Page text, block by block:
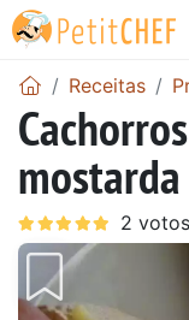
Receitas